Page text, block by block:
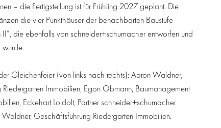
– die Fertigstellung ist für Frühling 2027 geplant. Die
die vier Punkthäuser der benachbarten Baustufe
II”, die ebenfalls von schneider+schumacher entworfen und
Gleichenfeier (von links nach rechts): Aaron Waldner,
Riedergarten Immobilien, Egon Obmann, Baumanagement
Eckehart Loidolt, Partner schneider+schumacher
Geschäftsführung Riedergarten Immobilien.